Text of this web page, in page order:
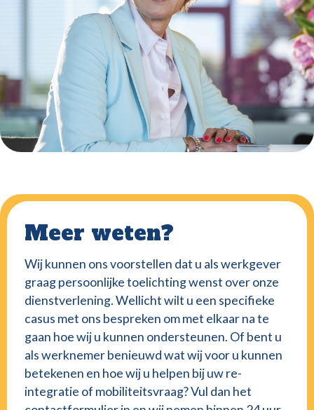
Meer weten?
Wij kunnen ons voorstellen dat u als werkgever
graag persoonlijke toelichting wenst over onze
dienstverlening. Wellicht wilt u een specifieke
casus met ons bespreken om met elkaar na te
gaan hoe wij u kunnen ondersteunen. Of bent u
als werknemer benieuwd wat wij voor u kunnen
betekenen en hoe wij u helpen bij uw re-
integratie of mobiliteitsvraag? Vul dan het